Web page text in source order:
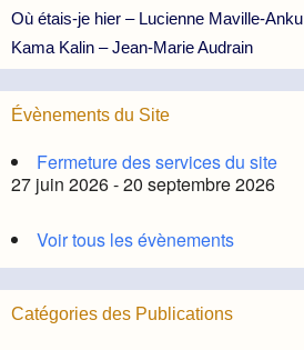
Où étais-je hier – Lucienne Maville-Anku
Kama Kalin – Jean-Marie Audrain
Évènements du Site
Fermeture des services du site
27 juin 2026 - 20 septembre 2026
Voir tous les évènements
Catégories des Publications